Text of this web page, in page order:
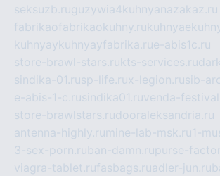
seksuzb.ruguzywia4kuhnyanazakaz.ru
fabrikaofabrikaokuhny.ru
kuhnyaykuhnyayfabrika.rue-abis1c.ru
store-brawl-stars.rukts-services.ru
sindika-01.rusp-life.rux-legion.rusib-
e-abis-1-c.rusindika01.ruvenda-
store-brawlstars.rudooraleksandria.ru
antenna-highly.ru mine-lab-msk.ru1-
3-sex-porn.ruban-damn.rupurse-
viagra-tablet.rufasbags.ruadler-jun.ru